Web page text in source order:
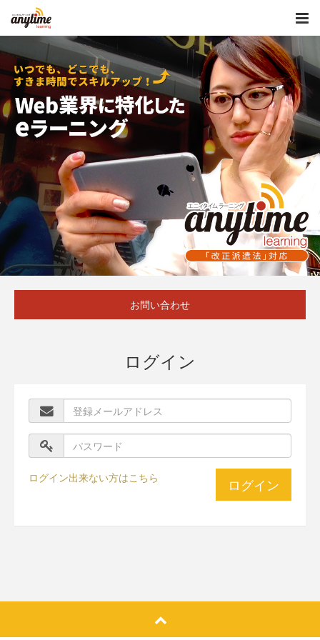
お問い合わせ
ログイン
ログイン
ログイン出来ない方はこちら